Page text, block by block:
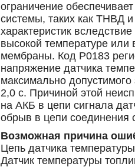
ограничение
системы, таких как ТНВД
характеристик
высокой температуре или
мембраны. Код P0183
напряжение датчика
максимально
2,0 с. Причиной этой
на АКБ в цепи сигнала
обрыв в цепи соединения
Возможная причина
Цепь датчика
Датчик температуры